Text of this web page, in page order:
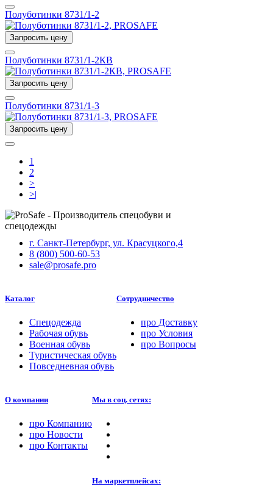
Полуботинки 8731/1-2
Запросить цену
Полуботинки 8731/1-2КВ
Запросить цену
Полуботинки 8731/1-3
Запросить цену
1
2
>
>|
г. Санкт-Петербург, ул. Красуцкого,4
8 (800) 500-60-53
sale@prosafe.pro
Каталог
Спецодежда
Рабочая обувь
Военная обувь
Туристическая обувь
Повседневная обувь
Сотрудничество
про Доставку
про Условия
про Вопросы
О компании
про Компанию
про Новости
про Контакты
Мы в соц. сетях:
На маркетплейсах: